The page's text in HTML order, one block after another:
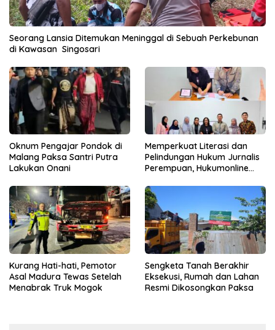
Seorang Lansia Ditemukan Meninggal di Sebuah Perkebunan
di Kawasan Singosari
Oknum Pengajar Pondok di
Malang Paksa Santri Putra
Lakukan Onani
Memperkuat Literasi dan
Pelindungan Hukum Jurnalis
Perempuan, Hukumonline
Gratis
Kurang Hati-hati, Pemotor
Asal Madura Tewas Setelah
Menabrak Truk Mogok
Sengketa Tanah Berakhir
Eksekusi, Rumah dan Lahan
Resmi Dikosongkan Paksa